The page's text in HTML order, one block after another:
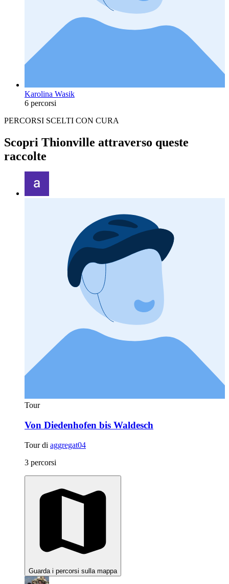
Karolina Wasik
6 percorsi
PERCORSI SCELTI CON CURA
Scopri Thionville attraverso queste
raccolte
Tour
Von Diedenhofen bis Waldesch
Tour di aggregat04
3 percorsi
Guarda i percorsi sulla mappa